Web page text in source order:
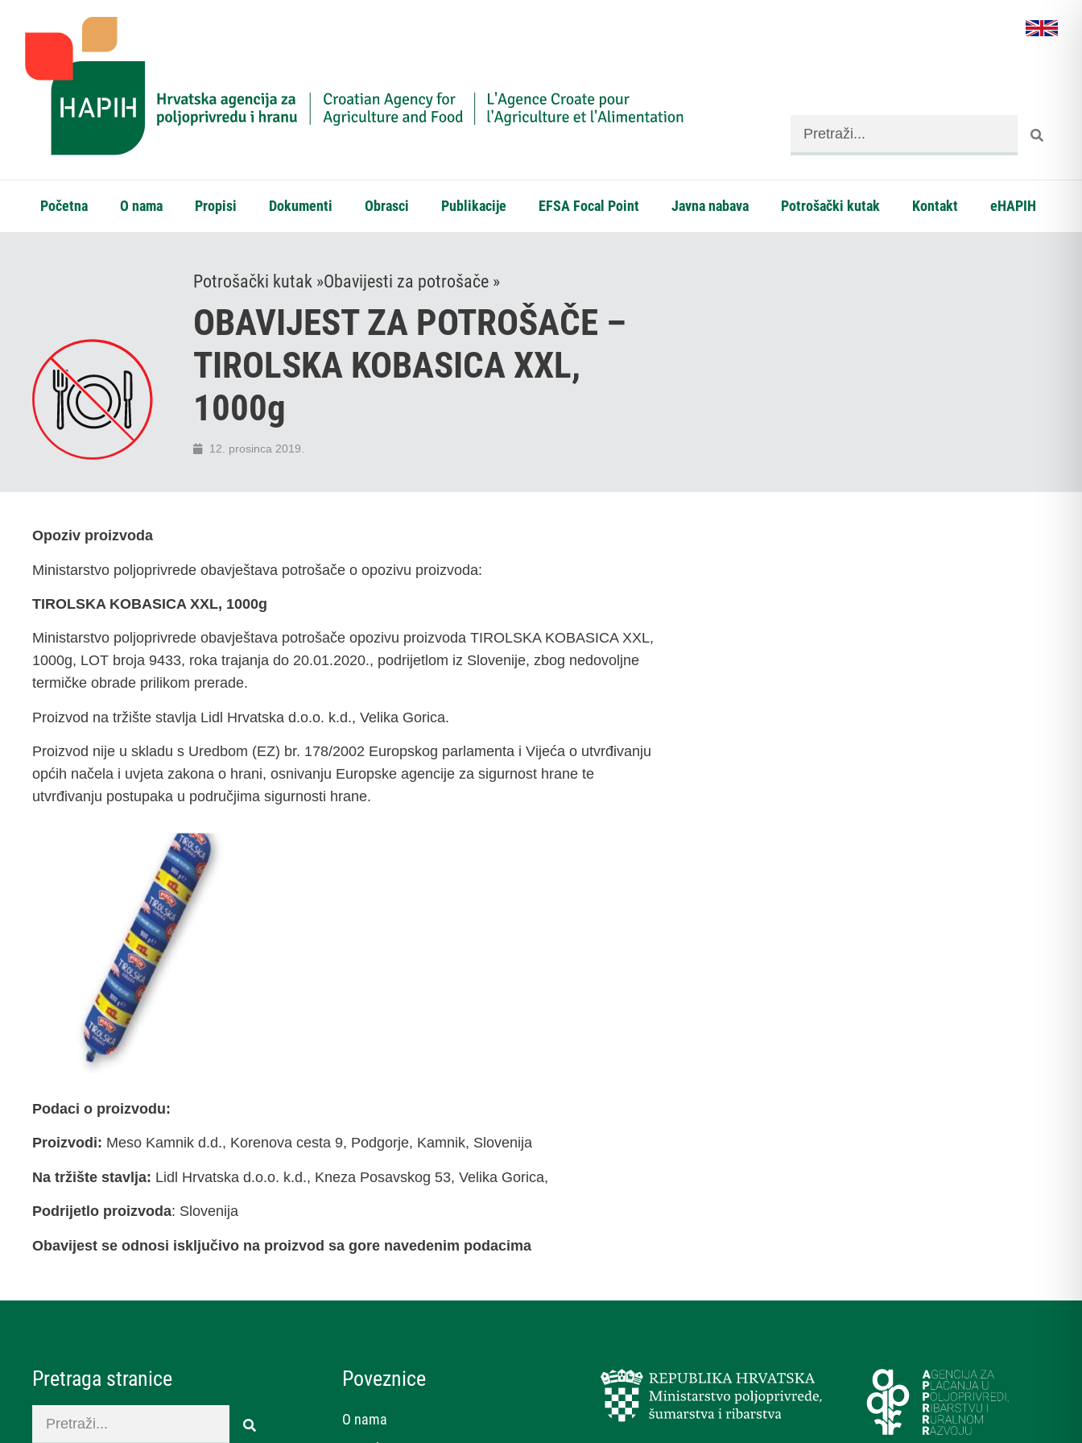
Početna O nama Propisi Dokumenti Obrasci Publikacije EFSA Focal Point Javna nabava Potrošački kutak Kontakt eHAPIH
Potrošački kutak »Obavijesti za potrošače »
OBAVIJEST ZA POTROŠAČE –
TIROLSKA KOBASICA XXL,
1000g
12. prosinca 2019.
Opoziv proizvoda
Ministarstvo poljoprivrede obavještava potrošače o opozivu proizvoda:
TIROLSKA KOBASICA XXL, 1000g
Ministarstvo poljoprivrede obavještava potrošače opozivu proizvoda TIROLSKA KOBASICA XXL,
1000g, LOT broja 9433, roka trajanja do 20.01.2020., podrijetlom iz Slovenije, zbog nedovoljne
termičke obrade prilikom prerade.
Proizvod na tržište stavlja Lidl Hrvatska d.o.o. k.d., Velika Gorica.
Proizvod nije u skladu s Uredbom (EZ) br. 178/2002 Europskog parlamenta i Vijeća o utvrđivanju
općih načela i uvjeta zakona o hrani, osnivanju Europske agencije za sigurnost hrane te
utvrđivanju postupaka u područjima sigurnosti hrane.
Podaci o proizvodu:
Proizvodi: Meso Kamnik d.d., Korenova cesta 9, Podgorje, Kamnik, Slovenija
Na tržište stavlja: Lidl Hrvatska d.o.o. k.d., Kneza Posavskog 53, Velika Gorica,
Podrijetlo proizvoda: Slovenija
Obavijest se odnosi isključivo na proizvod sa gore navedenim podacima
Pretraga stranice Poveznice
O nama